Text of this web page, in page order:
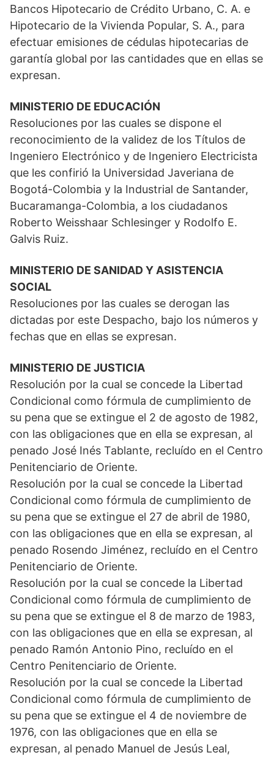
Bancos Hipotecario de Crédito Urbano, C. A. e
Hipotecario de la Vivienda Popular, S. A., para
efectuar emisiones de cédulas hipotecarias de
garantía global por las cantidades que en ellas se
expresan.
MINISTERIO DE EDUCACIÓN
Resoluciones por las cuales se dispone el
reconocimiento de la validez de los Títulos de
Ingeniero Electrónico y de Ingeniero Electricista
que les confirió la Universidad Javeriana de
Bogotá-Colombia y la Industrial de Santander,
Bucaramanga-Colombia, a los ciudadanos
Roberto Weisshaar Schlesinger y Rodolfo E.
Galvis Ruiz.
MINISTERIO DE SANIDAD Y ASISTENCIA
SOCIAL
Resoluciones por las cuales se derogan las
dictadas por este Despacho, bajo los números y
fechas que en ellas se expresan.
MINISTERIO DE JUSTICIA
Resolución por la cual se concede la Libertad
Condicional como fórmula de cumplimiento de
su pena que se extingue el 2 de agosto de 1982,
con las obligaciones que en ella se expresan, al
penado José Inés Tablante, recluído en el Centro
Penitenciario de Oriente.
Resolución por la cual se concede la Libertad
Condicional como fórmula de cumplimiento de
su pena que se extingue el 27 de abril de 1980,
con las obligaciones que en ella se expresan, al
penado Rosendo Jiménez, recluído en el Centro
Penitenciario de Oriente.
Resolución por la cual se concede la Libertad
Condicional como fórmula de cumplimiento de
su pena que se extingue el 8 de marzo de 1983,
con las obligaciones que en ella se expresan, al
penado Ramón Antonio Pino, recluído en el
Centro Penitenciario de Oriente.
Resolución por la cual se concede la Libertad
Condicional como fórmula de cumplimiento de
su pena que se extingue el 4 de noviembre de
1976, con las obligaciones que en ella se
expresan, al penado Manuel de Jesús Leal,